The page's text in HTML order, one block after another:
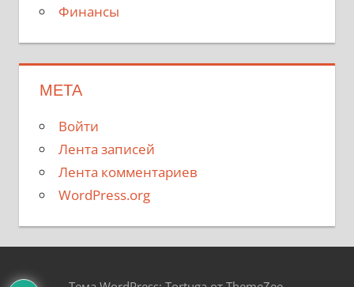
Финансы
МЕТА
Войти
Лента записей
Лента комментариев
WordPress.org